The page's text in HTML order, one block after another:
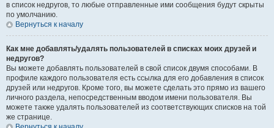
в список недругов, то любые отправленные ими сообщения будут скрыты
по умолчанию.
Вернуться к началу
Как мне добавлять/удалять пользователей в списках моих друзей и
недругов?
Вы можете добавлять пользователей в свой список двумя способами. В
профиле каждого пользователя есть ссылка для его добавления в список
друзей или недругов. Кроме того, вы можете сделать это прямо из вашего
личного раздела, непосредственным вводом имени пользователя. Вы
можете также удалять пользователей из соответствующих списков на той
же странице.